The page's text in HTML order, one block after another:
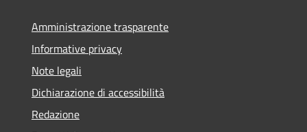
Amministrazione trasparente
Informative privacy
Note legali
Dichiarazione di accessibilità
Redazione